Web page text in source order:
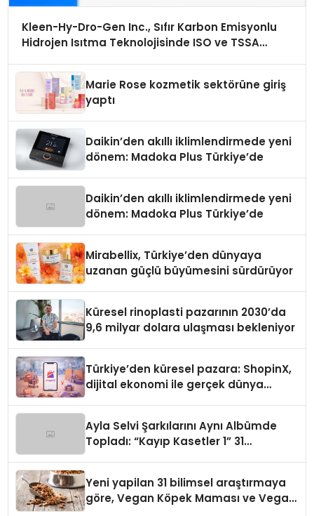
Kleen-Hy-Dro-Gen Inc., Sıfır Karbon Emisyonlu
Hidrojen Isıtma Teknolojisinde ISO ve TSSA
Marie Rose kozmetik sektörüne giriş
yaptı
Daikin’den akıllı iklimlendirmede yeni
dönem: Madoka Plus Türkiye’de
Daikin’den akıllı iklimlendirmede yeni
dönem: Madoka Plus Türkiye’de
Mirabellix, Türkiye’den dünyaya
uzanan güçlü büyümesini sürdürüyor
Küresel rinoplasti pazarının 2030’da
9,6 milyar dolara ulaşması bekleniyor
Türkiye’den küresel pazara: ShopinX,
dijital ekonomi ile gerçek dünya
Ayla Selvi Şarkılarını Aynı Albümde
Topladı: “Kayıp Kasetler 1” 31
Yeni yapilan 31 bilimsel araştırmaya
göre, Vegan Köpek Maması ve Vegan